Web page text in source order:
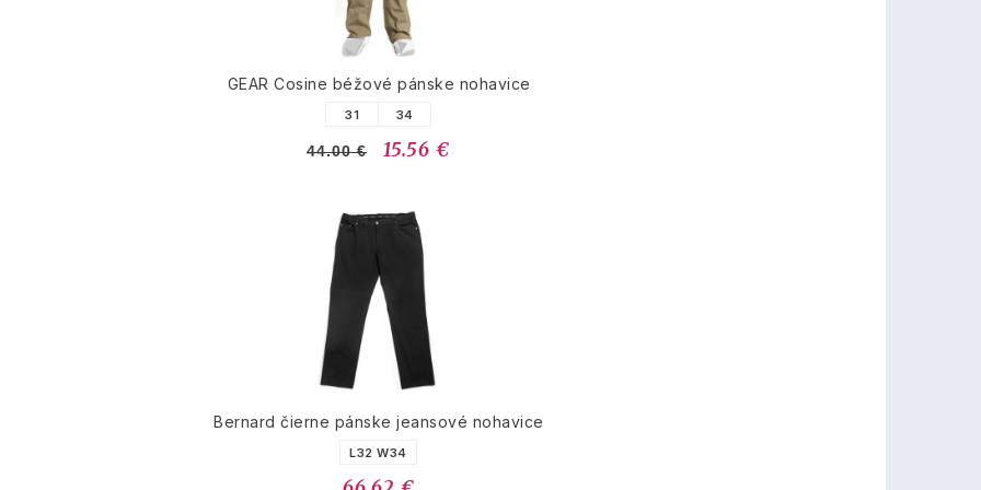
GEAR Cosine béžové pánske nohavice
31 34
44.00 € 15.56 €
Bernard čierne pánske jeansové nohavice
L32 W34